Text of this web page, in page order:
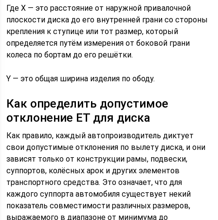
Где Х — это расстояние от наружной привалочной
плоскости диска до его внутренней грани со стороны
крепления к ступице или тот размер, который
определяется путём измерения от боковой грани
колеса по бортам до его решётки.
Y — это общая ширина изделия по ободу.
Как определить допустимое
отклонение ЕТ для диска
Как правило, каждый автопроизводитель диктует
свои допустимые отклонения по вылету диска, и они
зависят только от конструкции рамы, подвески,
суппортов, колёсных арок и других элементов
транспортного средства. Это означает, что для
каждого суппорта автомобиля существует некий
показатель совместимости различных размеров,
выражаемого в диапазоне от минимума до